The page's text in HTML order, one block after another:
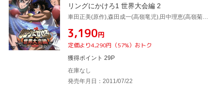
リングにかけろ1 世界大会編 2
車田正美(原作),森田成一(高嶺竜児),田中理恵(高嶺菊),荒木伸吾(キャラクターデザイン),姫野美智(キャラクターデザイン),市川慶一(キャラクターデザイン),上田益(音楽)
¥3,190円
定価より4,290円（57%）おトク
獲得ポイント 29P
在庫なし
発売年月日：2011/07/22